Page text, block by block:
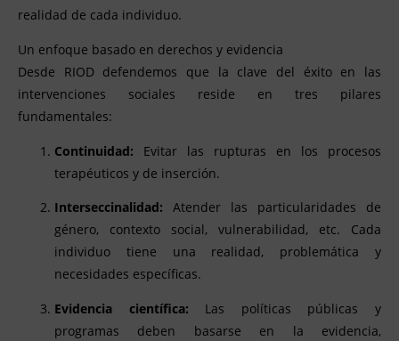
realidad de cada individuo.
Un enfoque basado en derechos y evidencia
Desde RIOD defendemos que la clave del éxito en las
intervenciones sociales reside en tres pilares
fundamentales:
Continuidad: Evitar las rupturas en los procesos
terapéuticos y de inserción.
Interseccinalidad: Atender las particularidades de
género, contexto social, vulnerabilidad, etc. Cada
individuo tiene una realidad, problemática y
necesidades específicas.
Evidencia científica: Las políticas públicas y
programas deben basarse en la evidencia,